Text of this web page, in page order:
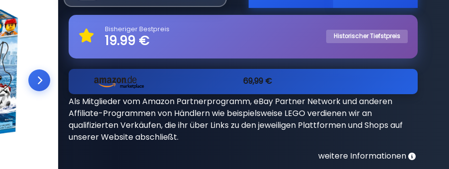
Bisheriger Bestpreis
19.99 € Historischer Tiefstpreis
69,99 €
Als Mitglieder vom Amazon Partnerprogramm, eBay Partner Network und anderen
Affiliate-Programmen von Händlern wie beispielsweise LEGO verdienen wir an
qualifizierten Verkäufen, die ihr über Links zu den jeweiligen Plattformen und Shops auf
unserer Website abschließt.
weitere Informationen